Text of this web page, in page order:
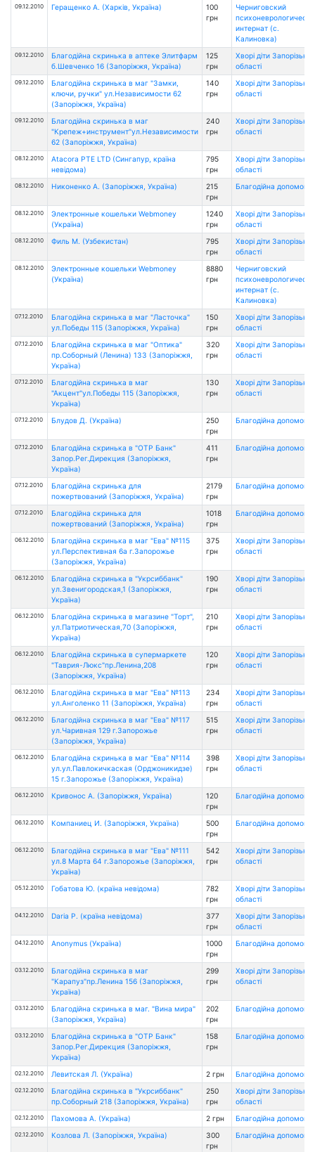
09.12.2010 Геращенко А. (Харків, Україна)
100
грн
Черниговский
интернат (с.
Калиновка)
09.12.2010
Благодійна скринька в аптеке Элитфарм
б.Шевченко 16 (Запоріжжя, Україна)
125
грн
Хворі діти Запорізької
області
09.12.2010
Благодійна скринька в маг "Замки,
ключи, ручки" ул.Независимости 62
(Запоріжжя, Україна)
140
грн
Хворі діти Запорізької
області
09.12.2010
Благодійна скринька в маг
"Крепеж+инструмент"ул.Независимости
62 (Запоріжжя, Україна)
240
грн
Хворі діти Запорізької
області
08.12.2010
Atacora PTE LTD (Сингапур, країна
невідома)
795
грн
Хворі діти Запорізької
області
08.12.2010 Никоненко А. (Запоріжжя, Україна)
215
грн
Благодійна допомога
08.12.2010
Электронные кошельки Webmoney
(Україна)
1240
грн
Хворі діти Запорізької
області
08.12.2010 Филь М. (Узбекистан)
795
грн
Хворі діти Запорізької
області
08.12.2010
Электронные кошельки Webmoney
(Україна)
8880
грн
Черниговский
интернат (с.
Калиновка)
07.12.2010
Благодійна скринька в маг "Ласточка"
ул.Победы 115 (Запоріжжя, Україна)
150
грн
Хворі діти Запорізької
області
07.12.2010
Благодійна скринька в маг "Оптика"
пр.Соборный (Ленина) 133 (Запоріжжя,
Україна)
320
грн
Хворі діти Запорізької
області
07.12.2010
Благодійна скринька в маг
"Акцент"ул.Победы 115 (Запоріжжя,
Україна)
130
грн
Хворі діти Запорізької
області
07.12.2010 Блудов Д. (Україна)
250
грн
Благодійна допомога
07.12.2010
Благодійна скринька в "ОТР Банк"
Запор.Рег.Дирекция (Запоріжжя,
Україна)
411
грн
Благодійна допомога
07.12.2010
Благодійна скринька для
пожертвований (Запоріжжя, Україна)
2179
грн
Благодійна допомога
07.12.2010
Благодійна скринька для
пожертвований (Запоріжжя, Україна)
1018
грн
Благодійна допомога
06.12.2010
Благодійна скринька в маг "Ева" №115
ул.Перспективная 6а г.Запорожье
(Запоріжжя, Україна)
375
грн
Хворі діти Запорізької
області
06.12.2010
Благодійна скринька в "Укрсиббанк"
ул.Звенигородская,1 (Запоріжжя,
Україна)
190
грн
Хворі діти Запорізької
області
06.12.2010
Благодійна скринька в магазине "Торт",
ул.Патриотическая,70 (Запоріжжя,
Україна)
210
грн
Хворі діти Запорізької
області
06.12.2010
Благодійна скринька в супермаркете
"Таврия-Люкс"пр.Ленина,208
(Запоріжжя, Україна)
120
грн
Хворі діти Запорізької
області
06.12.2010
Благодійна скринька в маг "Ева" №113
ул.Анголенко 11 (Запоріжжя, Україна)
234
грн
Хворі діти Запорізької
області
06.12.2010
Благодійна скринька в маг "Ева" №117
ул.Чаривная 129 г.Запорожье
(Запоріжжя, Україна)
515
грн
Хворі діти Запорізької
області
06.12.2010
Благодійна скринька в маг "Ева" №114
ул.ул.Павлокичкаская (Орджоникидзе)
15 г.Запорожье (Запоріжжя, Україна)
398
грн
Хворі діти Запорізької
області
06.12.2010 Кривонос А. (Запоріжжя, Україна)
120
грн
Благодійна допомога
06.12.2010 Компаниец И. (Запоріжжя, Україна)
500
грн
Благодійна допомога
06.12.2010
Благодійна скринька в маг "Ева" №111
ул.8 Марта 64 г.Запорожье (Запоріжжя,
Україна)
542
грн
Хворі діти Запорізької
області
05.12.2010 Гобатова Ю. (країна невідома)
782
грн
Хворі діти Запорізької
області
04.12.2010 Daria P. (країна невідома)
377
грн
Хворі діти Запорізької
області
04.12.2010 Anonymus (Україна)
1000
грн
Благодійна допомога
03.12.2010
Благодійна скринька в маг
"Карапуз"пр.Ленина 156 (Запоріжжя,
Україна)
299
грн
Хворі діти Запорізької
області
03.12.2010
Благодійна скринька в маг. "Вина мира"
(Запоріжжя, Україна)
202
грн
Благодійна допомога
03.12.2010
Благодійна скринька в "ОТР Банк"
Запор.Рег.Дирекция (Запоріжжя,
Україна)
158
грн
Благодійна допомога
02.12.2010 Левитская Л. (Україна) 2 грн Благодійна допомога
02.12.2010
Благодійна скринька в "Укрсиббанк"
пр.Соборный 218 (Запоріжжя, Україна)
250
грн
Хворі діти Запорізької
області
02.12.2010 Пахомова А. (Україна) 2 грн Благодійна допомога
02.12.2010 Козлова Л. (Запоріжжя, Україна)
300
грн
Благодійна допомога